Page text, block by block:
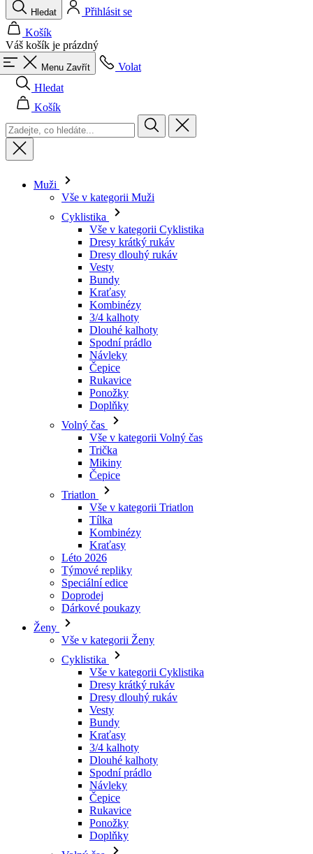
Menu Zavřít
Volat
Hledat
Košík
Muži
Vše v kategorii Muži
Dresy dlouhý rukáv
Vesty
Bundy
Kraťasy
Kombinézy
3/4 kalhoty
Dlouhé kalhoty
Spodní prádlo
Návleky
Čepice
Rukavice
Ponožky
Doplňky
Volný čas
Vše v kategorii Volný čas
Trička
Mikiny
Čepice
Triatlon
Vše v kategorii Triatlon
Tílka
Kombinézy
Kraťasy
Léto 2026
Týmové repliky
Speciální edice
Doprodej
Dárkové poukazy
Ženy
Vše v kategorii Ženy
Cyklistika
Vše v kategorii Cyklistika
Dresy dlouhý rukáv
Vesty
Bundy
Kraťasy
3/4 kalhoty
Dlouhé kalhoty
Spodní prádlo
Návleky
Čepice
Rukavice
Ponožky
Doplňky
Volný čas
Vše v kategorii Volný čas
Trička
Mikiny
Čepice